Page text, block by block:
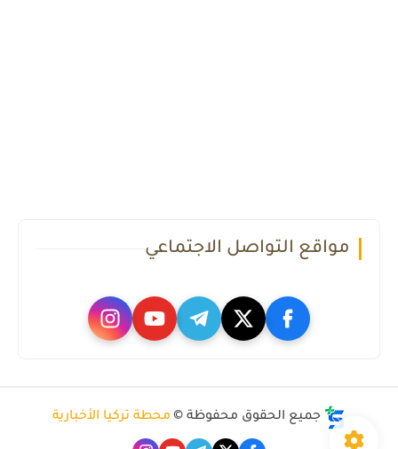
مواقع التواصل الاجتماعي
جميع الحقوق محفوظة © محطة تركيا الأخبارية